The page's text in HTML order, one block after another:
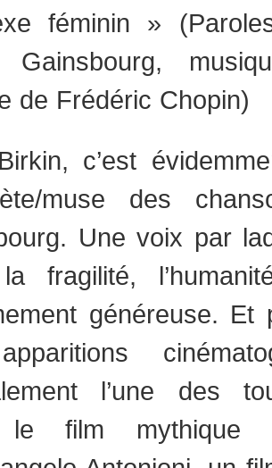
féminin »
Gainsbourg,
de Frédéric Chopin)
c’est
muse des
Une voix par
fragilité,
généreuse. Et
l’une des
le film mythique